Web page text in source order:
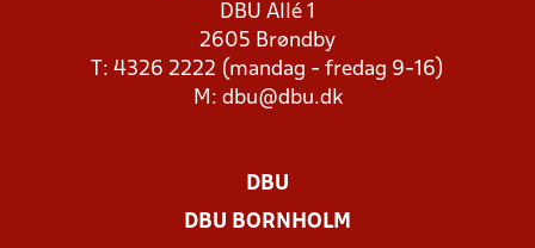
DBU Allé 1
2605 Brøndby
T: 4326 2222 (mandag - fredag 9-16)
M: dbu@dbu.dk
DBU
DBU BORNHOLM